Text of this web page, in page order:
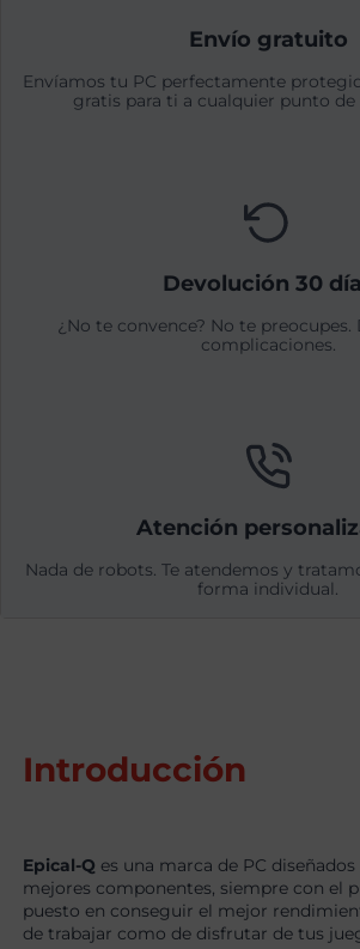
Envío gratuito
Envíamos tu PC perfectamente
gratis para ti a cualquier punto de
Devolución 30
¿No te convence? No te preocupes.
complicaciones.
Atención
Nada de robots. Te atendemos y
forma individual.
Introducción
Epical-Q es una marca de PC
mejores componentes, siempre con el
puesto en conseguir el mejor
de trabajar como de disfrutar de tus